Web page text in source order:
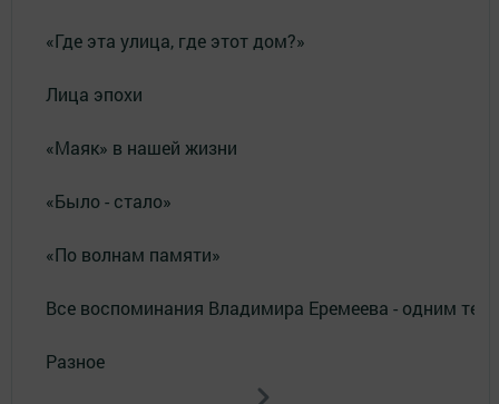
«Где эта улица, где этот дом?»
Лица эпохи
«Маяк» в нашей жизни
«Было - стало»
«По волнам памяти»
Все воспоминания Владимира Еремеева - одним
Разное